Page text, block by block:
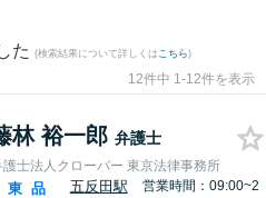
た (検索結果について詳しくは こちら)
12件中 1-12件を表示
林 裕一郎 弁護士
護士法人クローバー 東京法律事務所
東 品
五反田駅
営業時間：09:00~2